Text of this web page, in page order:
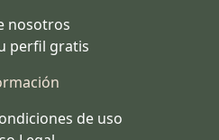
nosotros
perfil gratis
de uso